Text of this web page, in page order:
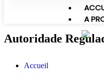
A
Autoridade
Accueil